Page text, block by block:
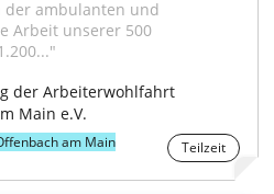
ambulanten und
Arbeit unserer 500
der Arbeiterwohlfahrt
Main e.V.
am Main Teilzeit